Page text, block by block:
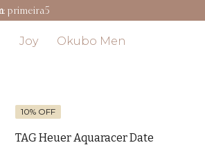
Joy Okubo Men
10% OFF
TAG Heuer Aquaracer Date